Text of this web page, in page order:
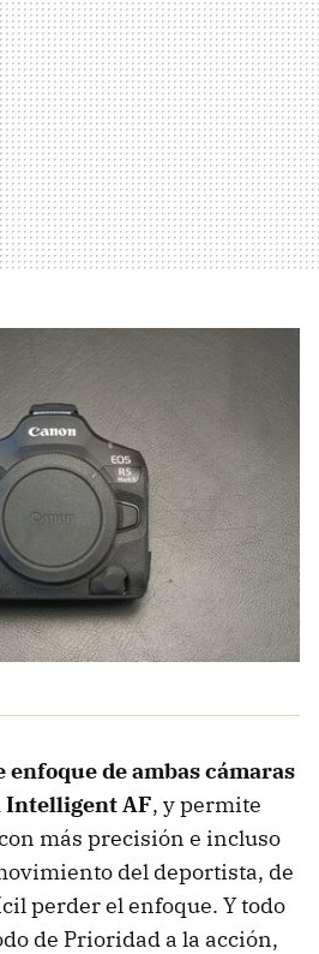
enfoque de ambas cámaras
Intelligent AF, y permite
más precisión e incluso
del deportista, de
perder el enfoque. Y todo
de Prioridad a la acción,